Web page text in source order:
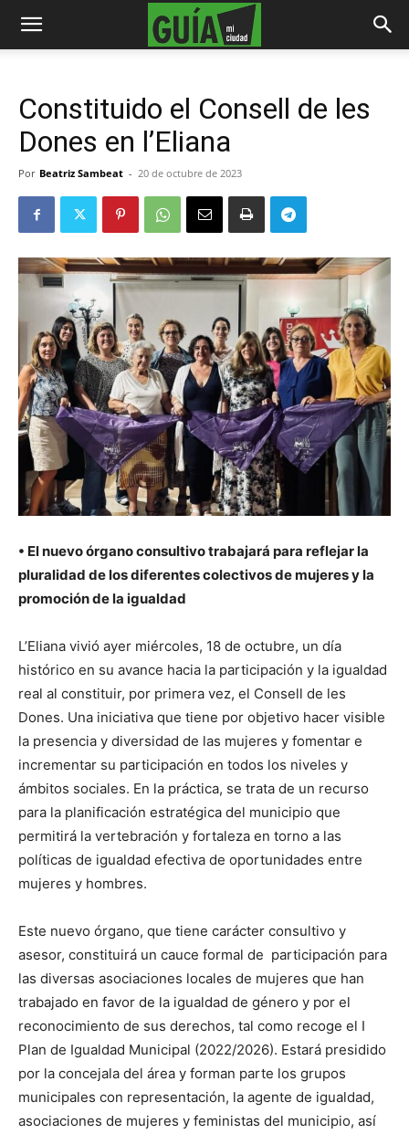
Constituido el Consell de les
Dones en l’Eliana
Por Beatriz Sambeat - 20 de octubre de 2023
• El nuevo órgano consultivo trabajará para reflejar la
pluralidad de los diferentes colectivos de mujeres y la
promoción de la igualdad
L’Eliana vivió ayer miércoles, 18 de octubre, un día
histórico en su avance hacia la participación y la igualdad
real al constituir, por primera vez, el Consell de les
Dones. Una iniciativa que tiene por objetivo hacer visible
la presencia y diversidad de las mujeres y fomentar e
incrementar su participación en todos los niveles y
ámbitos sociales. En la práctica, se trata de un recurso
para la planificación estratégica del municipio que
permitirá la vertebración y fortaleza en torno a las
políticas de igualdad efectiva de oportunidades entre
mujeres y hombres.
Este nuevo órgano, que tiene carácter consultivo y
asesor, constituirá un cauce formal de participación para
las diversas asociaciones locales de mujeres que han
trabajado en favor de la igualdad de género y por el
reconocimiento de sus derechos, tal como recoge el I
Plan de Igualdad Municipal (2022/2026). Estará presidido
por la concejala del área y forman parte los grupos
municipales con representación, la agente de igualdad,
asociaciones de mujeres y feministas del municipio, así